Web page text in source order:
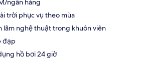
ngân hàng
trời phục vụ theo mùa
lãm nghệ thuật trong khuôn viên
đạp
hồ bơi 24 giờ